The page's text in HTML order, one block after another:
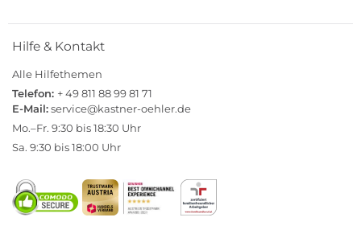
Hilfe & Kontakt
Alle Hilfethemen
Telefon: + 49 811 88 99 81 71
E-Mail:service@kastner-oehler.de
Mo.–Fr. 9:30 bis 18:30 Uhr
Sa. 9:30 bis 18:00 Uhr